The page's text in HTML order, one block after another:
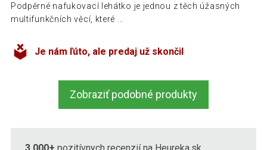
Podpěrné nafukovací lehátko je jednou z těch úžasných
multifunkčních věcí, které ...
Je nám ľúto, ale predaj už skončil
Zobraziť podobné produkty